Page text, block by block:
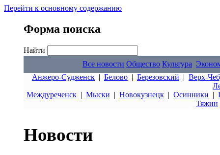
Перейти к основному содержанию
Форма поиска
Найти
Все новости Общество Культура
Анжеро-Судженск | Белово | Березовский | Верх-
Междуреченск| Мыски | Новокузнецк| Осинники |
Тяжин
Новости